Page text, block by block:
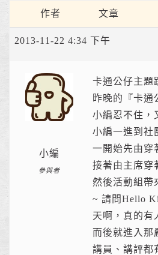
作者 文章
2013-11-22 4:34 下午
小編
參與者
卡通公仔主題
昨晚的『卡通
小編忍不住，
小編一進到社
一開始先由穿
接著由主席
然後活動組帶
~ 請問Hello
天啊，真的有
而後就進入那
講員、講評都